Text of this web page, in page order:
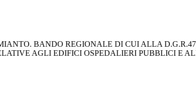
BANDO REGIONALE DI CUI ALLA
AGLI EDIFICI OSPEDALIERI PUBBLICI E